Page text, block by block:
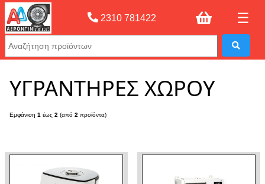
Αρχική σελίδας»ΥΓΡΑΝΤΗΡΕΣ ΧΩΡΟΥ
2310 781422 ☰
ΥΓΡΑΝΤΗΡΕΣ ΧΩΡΟΥ
Εμφάνιση 1 έως 2 (από 2 προϊόντα)